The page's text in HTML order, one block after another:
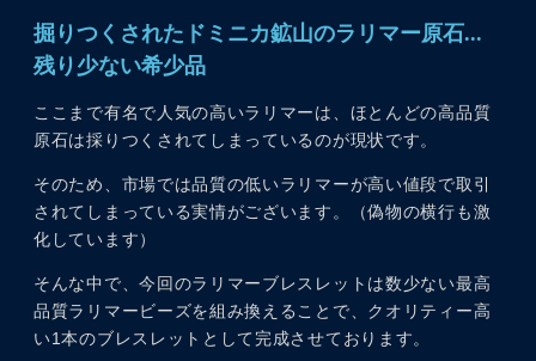
掘りつくされたドミニカ鉱山のラリマー原石...
残り少ない希少品
ここまで有名で人気の高いラリマーは、ほとんどの高品質
原石は採りつくされてしまっているのが現状です。
そのため、市場では品質の低いラリマーが高い値段で取引
されてしまっている実情がございます。（偽物の横行も激
化しています）
そんな中で、今回のラリマーブレスレットは数少ない最高
品質ラリマービーズを組み換えることで、クオリティー高
い1本のブレスレットとして完成させております。